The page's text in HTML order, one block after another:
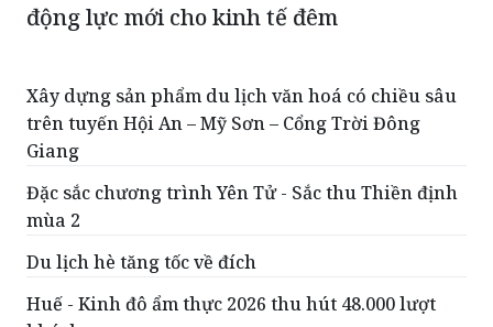
động lực mới cho kinh tế đêm
Xây dựng sản phẩm du lịch văn hoá có chiều sâu
trên tuyến Hội An – Mỹ Sơn – Cổng Trời Đông
Giang
Đặc sắc chương trình Yên Tử - Sắc thu Thiền định
mùa 2
Du lịch hè tăng tốc về đích
Huế - Kinh đô ẩm thực 2026 thu hút 48.000 lượt